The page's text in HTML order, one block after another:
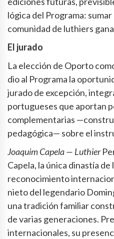
lógica del Programa:
comunidad de luthiers
El jurado
La elección de Oporto
dio al Programa la
jurado de excepción,
portugueses que aportan
complementarias
pedagógica— sobre el
Joaquim Capela — Luthier
Capela, la única dinastía
reconocimiento
nieto del legendario
una tradición familiar
de varias generaciones.
internacionales, su